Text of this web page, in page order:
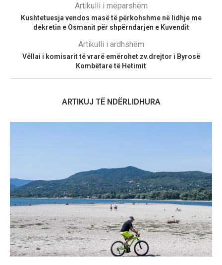
Artikulli i mëparshëm
Kushtetuesja vendos masë të përkohshme në lidhje me
dekretin e Osmanit për shpërndarjen e Kuvendit
Artikulli i ardhshëm
Vëllai i komisarit të vrarë emërohet zv.drejtor i Byrosë
Kombëtare të Hetimit
ARTIKUJ TË NDËRLIDHURA